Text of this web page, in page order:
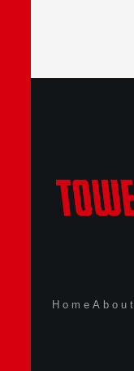
Home About